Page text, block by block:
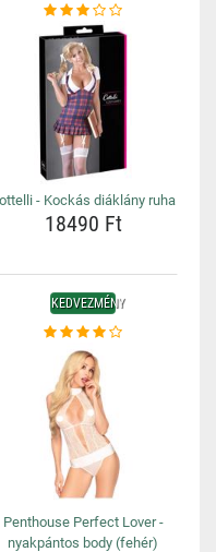
- Kockás diáklány ruha
18490 Ft
KEDVEZMÉNY
Penthouse Perfect Lover -
nyakpántos body (fehér)